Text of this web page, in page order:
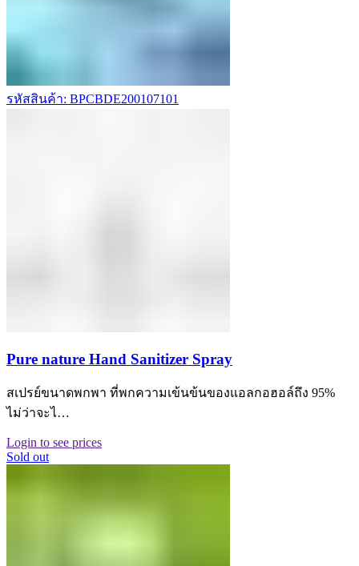
รหัสสินค้า: BPCBDE200107101
Pure nature Hand Sanitizer Spray
สเปรย์ขนาดพกพา ที่พกความเข้นข้นของแอลกอฮอล์ถึง 95%
ไม่ว่าจะไ…
Login to see prices
Sold out